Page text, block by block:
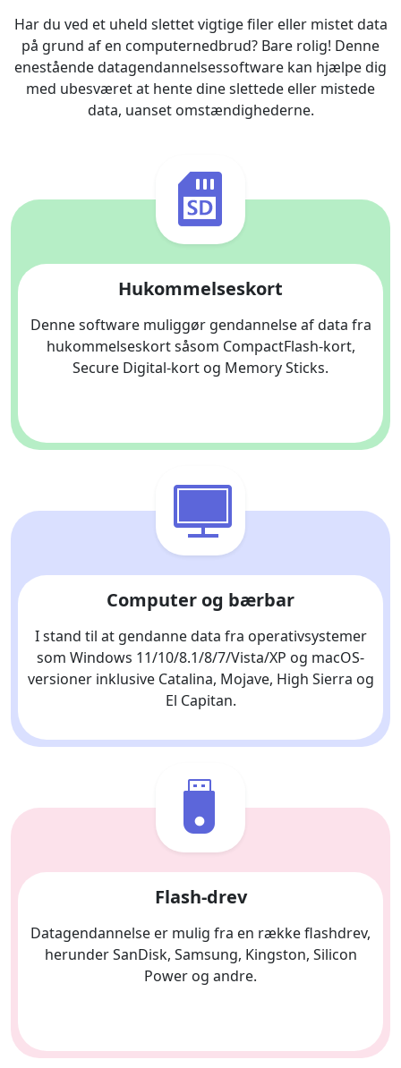
Har du ved et uheld slettet vigtige filer eller mistet data
på grund af en computernedbrud? Bare rolig! Denne
enestående datagendannelsessoftware kan hjælpe dig
med ubesværet at hente dine slettede eller mistede
data, uanset omstændighederne.
Hukommelseskort
Denne software muliggør gendannelse af data fra
hukommelseskort såsom CompactFlash-kort,
Secure Digital-kort og Memory Sticks.
Computer og bærbar
I stand til at gendanne data fra operativsystemer
som Windows 11/10/8.1/8/7/Vista/XP og macOS-
versioner inklusive Catalina, Mojave, High Sierra og
El Capitan.
Flash-drev
Datagendannelse er mulig fra en række flashdrev,
herunder SanDisk, Samsung, Kingston, Silicon
Power og andre.